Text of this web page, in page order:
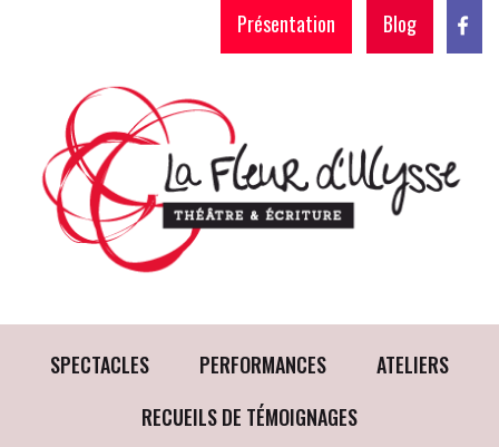
Présentation Blog
SPECTACLES PERFORMANCES
ATELIERS
RECUEILS DE TÉMOIGNAGES